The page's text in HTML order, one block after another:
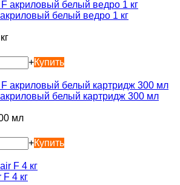
белый ведро 1 кг
+Купить
белый картридж 300 мл
мл
+Купить
4 кг